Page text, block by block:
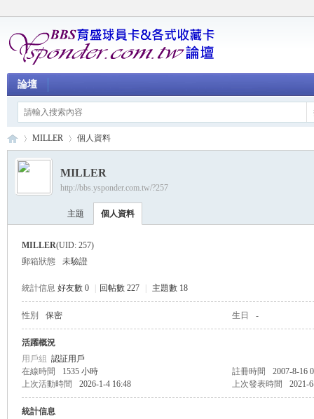
論壇
›
MILLER 個人資料
MILLER
http://bbs.ysponder.com.tw/?257
主題 個人資料
MILLER(UID: 257)
郵箱狀態
未驗證
統計信息 好友數 0 回帖數 227 主題數 18
性別 保密 生日 -
活躍概況
用戶組 認証用戶
在線時間
1535 小時 註冊時間
2007-8-16
上次活動時間
2026-1-4 16:48 上次發表時間 2021-
統計信息